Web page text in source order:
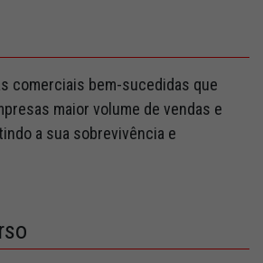
comerciais bem-sucedidas que
maior volume de vendas e
a sua sobrevivência e